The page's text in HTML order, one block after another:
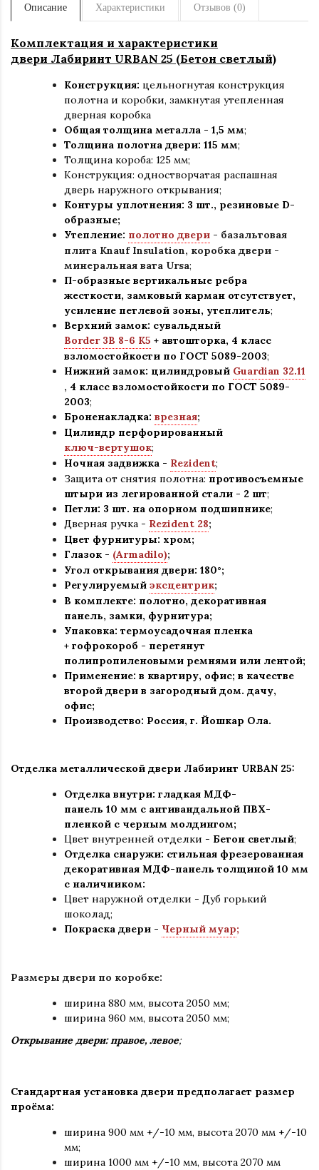
Описание Характеристики Отзывов (0)
Комплектация и характеристики
двери Лабиринт URBAN 25 (Бетон светлый)
Конструкция: цельногнутая конструкция
полотна и коробки, замкнутая утепленная
дверная коробка
Общая толщина металла - 1,5 мм;
Толщина полотна двери: 115 мм;
Толщина короба: 125 мм;
Конструкция: одностворчатая распашная
дверь наружного открывания;
Контуры уплотнения: 3 шт., резиновые D-
образные;
Утепление: полотно двери - базальтовая
плита Knauf Insulation, коробка двери -
минеральная вата Ursa;
П-образные вертикальные ребра
жесткости, замковый карман отсутствует,
усиление петлевой зоны, утеплитель;
Верхний замок: сувальдный
Border 3B 8-6 K5 + автошторка, 4 класс
взломостойкости по ГОСТ 5089-2003;
Нижний замок: цилиндровый Guardian 32.11
, 4 класс взломостойкости по ГОСТ 5089-
2003;
Броненакладка: врезная;
Цилиндр перфорированный
ключ-вертушок;
Ночная задвижка - Rezident;
Защита от снятия полотна: противосъемные
штыри из легированной стали - 2 шт;
Петли: 3 шт. на опорном подшипнике;
Дверная ручка - Rezident 28;
Цвет фурнитуры: хром;
Глазок - (Armadilo);
Угол открывания двери: 180°;
Регулируемый эксцентрик;
В комплекте: полотно, декоративная
панель, замки, фурнитура;
Упаковка: термоусадочная пленка
+ гофрокороб - перетянут
полипропиленовыми ремнями или лентой;
Применение: в квартиру, офис; в качестве
второй двери в загородный дом. дачу,
офис;
Производство: Россия, г. Йошкар Ола.
Отделка металлической двери Лабиринт URBAN 25:
Отделка внутри: гладкая МДФ-
панель 10 мм с антивандальной ПВХ-
пленкой с черным молдингом;
Цвет внутренней отделки - Бетон светлый;
Отделка снаружи: стильная фрезерованная
декоративная МДФ-панель толщиной 10 мм
с наличником:
Цвет наружной отделки - Дуб горький
шоколад;
Покраска двери - Черный муар;
Размеры двери по коробке:
ширина 880 мм, высота 2050 мм;
ширина 960 мм, высота 2050 мм;
Открывание двери: правое, левое;
Стандартная установка двери предполагает размер
проёма:
ширина 900 мм +/-10 мм, высота 2070 мм +/-10
мм;
ширина 1000 мм +/-10 мм, высота 2070 мм